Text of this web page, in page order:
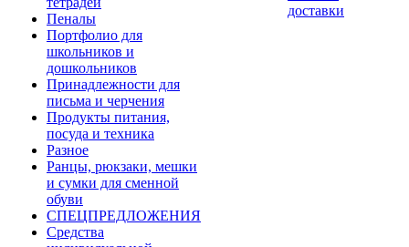
Пеналы
Портфолио для
школьников и
дошкольников
Принадлежности для
письма и черчения
Продукты питания,
посуда и техника
Разное
Ранцы, рюкзаки, мешки
и сумки для сменной
обуви
СПЕЦПРЕДЛОЖЕНИЯ
Средства
доставки